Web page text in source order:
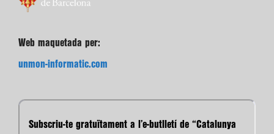
Web maquetada per:
unmon-informatic.com
Subscriu-te gratuïtament a l’e-butlletí de “Catalunya